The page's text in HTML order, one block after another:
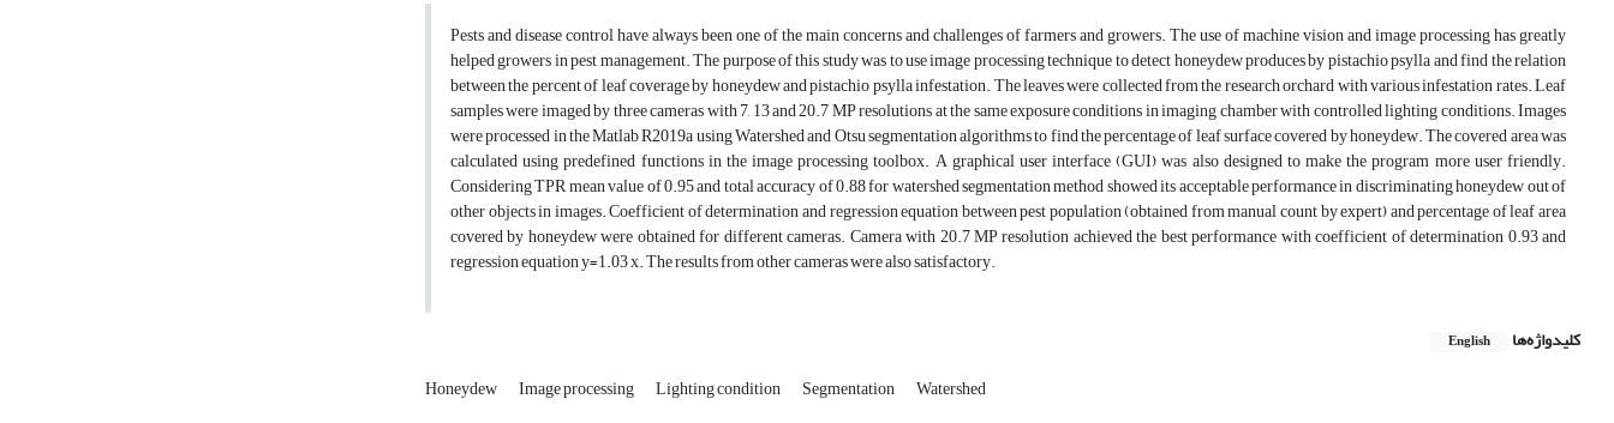
Pests and disease control have always been one of the main concerns and challenges of farmers and growers. The use of machine vision and image processing has greatly
helped growers in pest management. The purpose of this study was to use image processing technique to detect honeydew produces by pistachio psylla and find the relation
between the percent of leaf coverage by honeydew and pistachio psylla infestation. The leaves were collected from the research orchard with various infestation rates. Leaf
samples were imaged by three cameras with 7, 13 and 20.7 MP resolutions at the same exposure conditions in imaging chamber with controlled lighting conditions. Images
were processed in the Matlab R2019a using Watershed and Otsu segmentation algorithms to find the percentage of leaf surface covered by honeydew. The covered area was
calculated using predefined functions in the image processing toolbox. A graphical user interface (GUI) was also designed to make the program more user friendly.
Considering TPR mean value of 0.95 and total accuracy of 0.88 for watershed segmentation method showed its acceptable performance in discriminating honeydew out of
other objects in images. Coefficient of determination and regression equation between pest population (obtained from manual count by expert) and percentage of leaf area
covered by honeydew were obtained for different cameras. Camera with 20.7 MP resolution achieved the best performance with coefficient of determination 0.93 and
regression equation y=1.03 x. The results from other cameras were also satisfactory.
کلیدواژه‌ها English
Honeydew Image processing Lighting condition Segmentation Watershed